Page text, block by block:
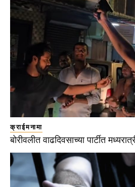
क्राईमनामा
बोरीवलीत वाढदिवसाच्या पार्टीत